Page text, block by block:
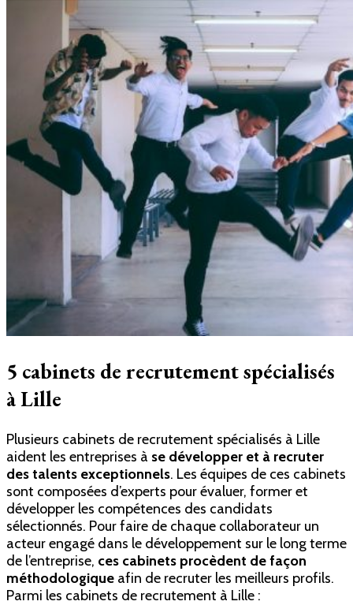
5 cabinets de recrutement spécialisés
à Lille
Plusieurs cabinets de recrutement spécialisés à Lille
aident les entreprises à se développer et à recruter
des talents exceptionnels. Les équipes de ces cabinets
sont composées d’experts pour évaluer, former et
développer les compétences des candidats
sélectionnés. Pour faire de chaque collaborateur un
acteur engagé dans le développement sur le long terme
de l’entreprise, ces cabinets procèdent de façon
méthodologique afin de recruter les meilleurs profils.
Parmi les cabinets de recrutement à Lille :